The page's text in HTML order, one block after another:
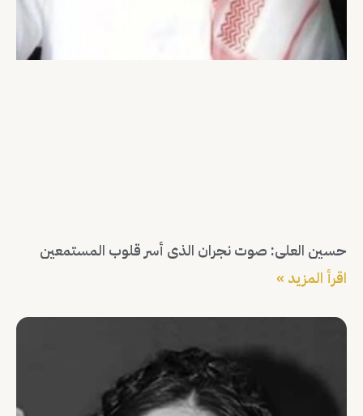
حسين العلي: صوت نجران الذي أسر قلوب المستمعين
اقرأ المزيد »